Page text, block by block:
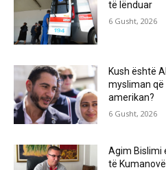
të lënduar
6 Gusht, 2026
Kush është
mysliman
amerikan?
6 Gusht, 2026
Agim Bislimi
të